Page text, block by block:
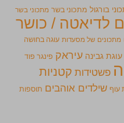
בורגול מתכוני בשר מתכוני בשר
לדיאטה / כושר
מתכונים של מסעדות עוגה בחושה
עוגת גבינה עיראק פינגר פוד
פשטידות קטניות
עוף שילדים אוהבים תוספות